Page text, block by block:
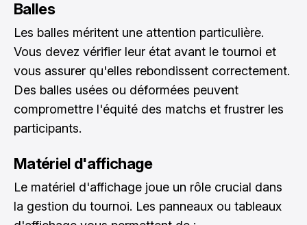
Balles
Les balles méritent une attention particulière.
Vous devez vérifier leur état avant le tournoi et
vous assurer qu'elles rebondissent correctement.
Des balles usées ou déformées peuvent
compromettre l'équité des matchs et frustrer les
participants.
Matériel d'affichage
Le matériel d'affichage joue un rôle crucial dans
la gestion du tournoi. Les panneaux ou tableaux